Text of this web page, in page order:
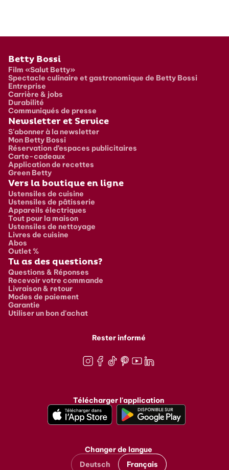
Pied de page
Betty Bossi
Film «Salut Betty»
Spectacle culinaire et gastronomique de Betty Bossi
Entreprise
Carrière & jobs
Durabilité
Communiqués de presse
Newsletter et Service
S'abonner à la newsletter
Mon Betty Bossi
Réservation d’espaces publicitaires
Carte-cadeaux
Application de recettes
Green Betty
Vers la boutique en ligne
Ustensiles de cuisine
Ustensiles de pâtisserie
Appareils électriques
Tout pour la maison
Ustensiles de nettoyage
Livres de cuisine
Abos
Outlet %
Tu as des questions?
Questions & Réponses
Recevoir votre commande
Livraison & retour
Modes de paiement
Garantie
Utiliser un bon d'achat
Rester informé
Télécharger l'application
Changer de langue
Deutsch
Français